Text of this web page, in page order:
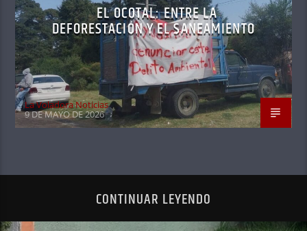
EL OCOTAL: ENTRE LA
DEFORESTACIÓN Y EL SANEAMIENTO
La Voladora Noticias
9 DE MAYO DE 2026
CONTINUAR LEYENDO